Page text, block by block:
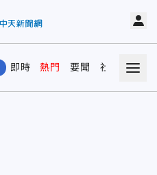
即時 熱門 要聞 社會 娛樂